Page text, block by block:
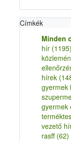
Címkék
Minden
hír (1195)
hírek
gyermek
gyermek
vezető
rasff (62)